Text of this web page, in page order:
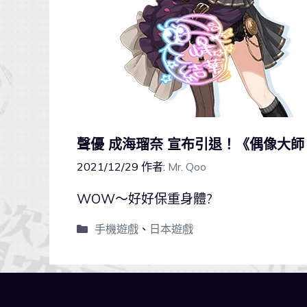
聲優 成海瑠奈 宣布引退！《偶像大
2021/12/29 作者: Mr. Qoo
WOW～好好保重身體?
手機遊戲、 日本遊戲